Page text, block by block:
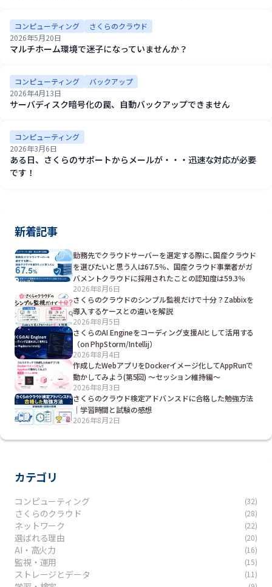
コンピューティング
さくらのクラウド
2026年5月20日
マルチホーム環境で迷子になっていませんか？
コンピューティング
バックアップ
2026年4月13日
サーバディスク暗号化の罠、自動バックアップできません
コンピューティング
2026年3月6日
ある日、さくらのサポートからメールが・・・迅速な対応が必要
です！
新着記事
勤務先でクラウドサーバーを選定する際に､国産クラウド
を選びたいと思う人は67.5％、国産クラウド事業者がガ
バメントクラウドに採用されたことの認知度は59.3％
2026年8月6日
さくらのクラウドのシンプル監視だけで十分？Zabbixを
導入するケースとの違いを解説
2026年8月5日
さくらのAI Engineをコーディング支援AIとして活用する
（on PhpStorm/Intellij）
2026年8月4日
作成したWebアプリをDockerイメージ化してAppRunで
動かしてみよう(第5回) ～セッション維持編～
2026年8月3日
さくらのクラウド検定アドバンスドに合格した勉強方法
｜学習時間と試験の感想
2026年8月2日
カテゴリ
コンピューティング (32)
さくらのクラウド (28)
ネットワーク (22)
選ばれる理由 (20)
AI・高火力 (16)
監視・運用 (15)
ストレージとデータ (11)